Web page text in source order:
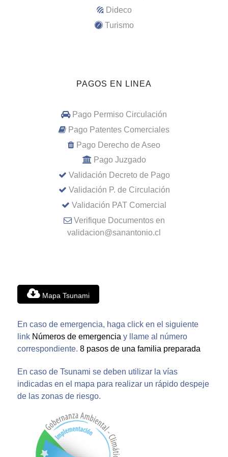
Dideco
Turismo
PAGOS EN LINEA
Pago Permiso Circulación
Pago Patentes Comerciales
Pago Derecho de Aseo
Pago Juzgado
Validación Decreto de Pago
Validación P. de Circulación
Validación PAT Comercial
Verifique Documentos en
validacion@sanantonio.cl
Mapa Tsunami
En caso de emergencia, haga click en el siguiente
link Números de emergencia y llame al número
correspondiente. 8 pasos de una familia preparada
En caso de Tsunami se deben utilizar la vías
indicadas en el mapa para realizar un rápido despeje
de las zonas de riesgo.